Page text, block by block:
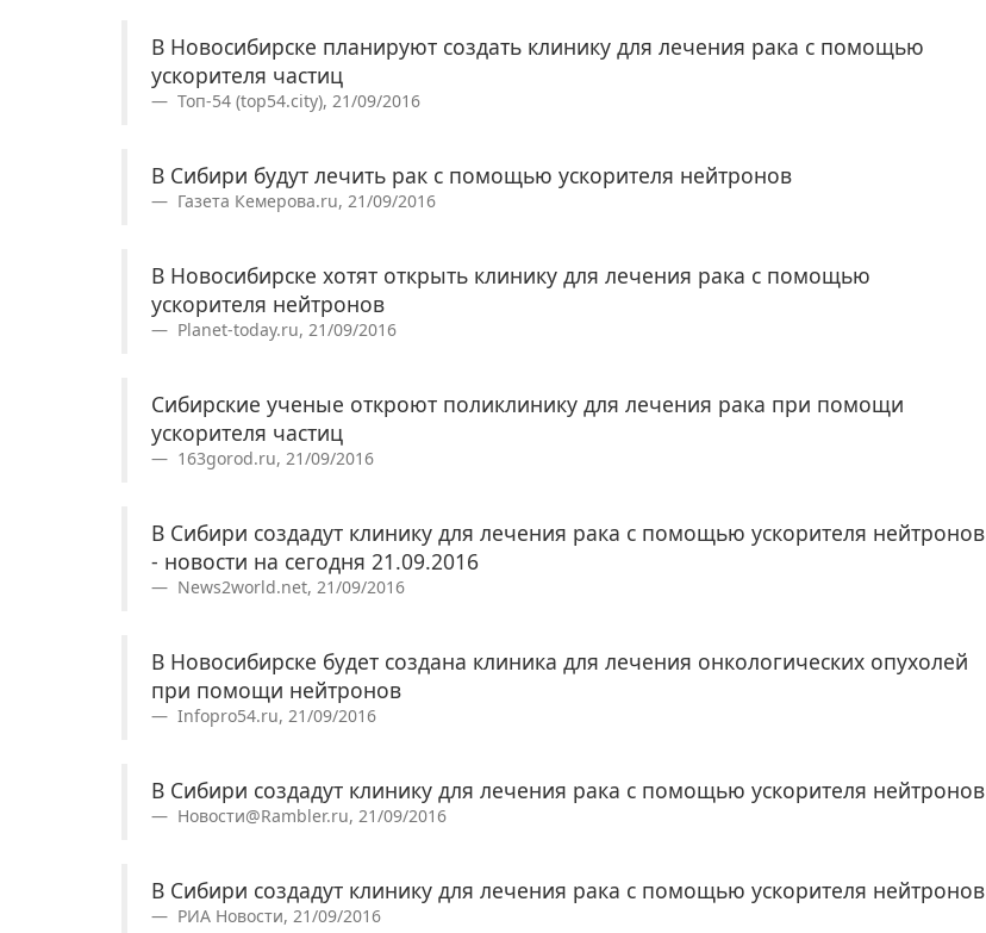
В Новосибирске планируют создать клинику для лечения рака с помощью
ускорителя частиц
Топ-54 (top54.city), 21/09/2016
В Сибири будут лечить рак с помощью ускорителя нейтронов
Газета Кемерова.ru, 21/09/2016
В Новосибирске хотят открыть клинику для лечения рака с помощью
ускорителя нейтронов
Planet-today.ru, 21/09/2016
Сибирские ученые откроют поликлинику для лечения рака при помощи
ускорителя частиц
163gorod.ru, 21/09/2016
В Сибири создадут клинику для лечения рака с помощью ускорителя нейтронов
- новости на сегодня 21.09.2016
News2world.net, 21/09/2016
В Новосибирске будет создана клиника для лечения онкологических опухолей
при помощи нейтронов
Infopro54.ru, 21/09/2016
В Сибири создадут клинику для лечения рака с помощью ускорителя нейтронов
Новости@Rambler.ru, 21/09/2016
В Сибири создадут клинику для лечения рака с помощью ускорителя нейтронов
РИА Новости, 21/09/2016